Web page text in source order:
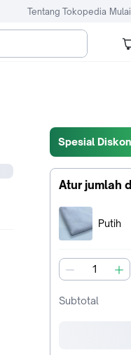
Tentang Tokopedia
Spesial Diskon
Atur jumlah
Terpilih:
Putih
jumlah
Subtotal